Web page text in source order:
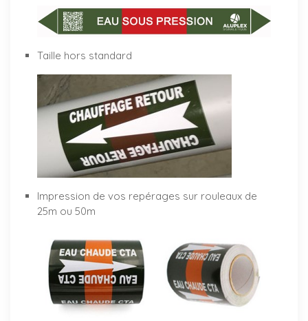
Taille hors standard
Impression de vos repérages sur rouleaux de
25m ou 50m